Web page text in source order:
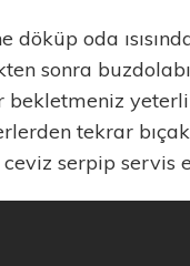
döküp oda
sonra
yeterli
tekrar
ceviz serpip servis